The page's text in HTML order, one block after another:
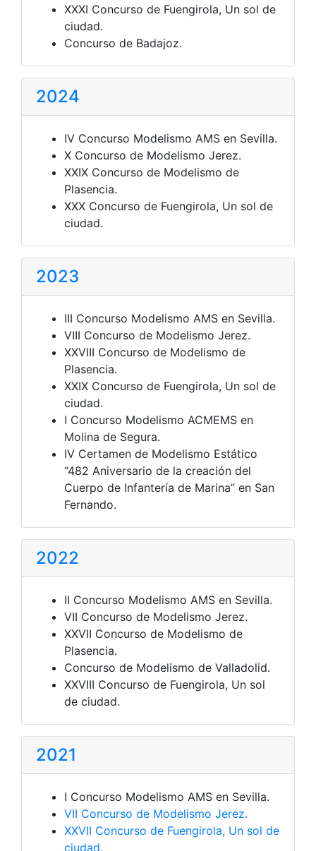
XXXI Concurso de Fuengirola, Un sol de
ciudad.
Concurso de Badajoz.
2024
IV Concurso Modelismo AMS en Sevilla.
X Concurso de Modelismo Jerez.
XXIX Concurso de Modelismo de
Plasencia.
XXX Concurso de Fuengirola, Un sol de
ciudad.
2023
III Concurso Modelismo AMS en Sevilla.
VIII Concurso de Modelismo Jerez.
XXVIII Concurso de Modelismo de
Plasencia.
XXIX Concurso de Fuengirola, Un sol de
ciudad.
I Concurso Modelismo ACMEMS en
Molina de Segura.
IV Certamen de Modelismo Estático
“482 Aniversario de la creación del
Cuerpo de Infantería de Marina” en San
Fernando.
2022
II Concurso Modelismo AMS en Sevilla.
VII Concurso de Modelismo Jerez.
XXVII Concurso de Modelismo de
Plasencia.
Concurso de Modelismo de Valladolid.
XXVIII Concurso de Fuengirola, Un sol
de ciudad.
2021
I Concurso Modelismo AMS en Sevilla.
VII Concurso de Modelismo Jerez.
XXVII Concurso de Fuengirola, Un sol de
ciudad.